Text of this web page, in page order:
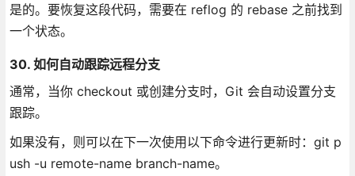
是的。要恢复这段代码，需要在 reflog 的 rebase 之前找到
一个状态。
30. 如何自动跟踪远程分支
通常，当你 checkout 或创建分支时，Git 会自动设置分支
跟踪。
如果没有，则可以在下一次使用以下命令进行更新时：git p
ush -u remote-name branch-name。